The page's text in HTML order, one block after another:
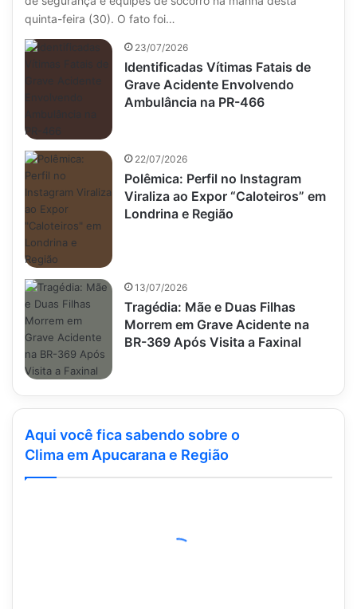
quinta-feira (30). O fato foi…
23/07/2026
Identificadas Vítimas Fatais de
Grave Acidente Envolvendo
Ambulância na PR-466
22/07/2026
Polêmica: Perfil no Instagram
Viraliza ao Expor “Caloteiros” em
Londrina e Região
13/07/2026
Tragédia: Mãe e Duas Filhas
Morrem em Grave Acidente na
BR-369 Após Visita a Faxinal
Aqui você fica sabendo sobre o
Clima em Apucarana e Região